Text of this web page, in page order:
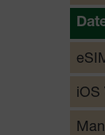
iOS